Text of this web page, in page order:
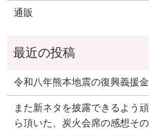
通販
令和八年熊本地震の復興義援
また新ネタを披露できるよう
ら頂いた、炭火会席の感想その